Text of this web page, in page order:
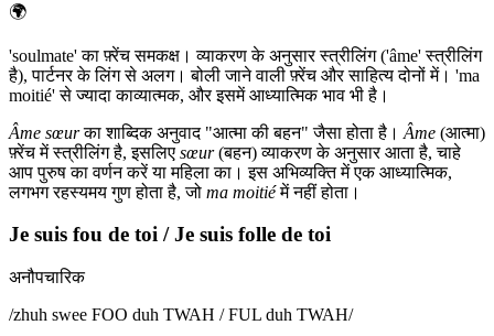
🌍
'soulmate' का फ़्रेंच समकक्ष। व्याकरण के अनुसार स्त्रीलिंग ('âme' स्त्रीलिंग
है), पार्टनर के लिंग से अलग। बोली जाने वाली फ़्रेंच और साहित्य दोनों में। 'ma
moitié' से ज्यादा काव्यात्मक, और इसमें आध्यात्मिक भाव भी है।
Âme sœurका शाब्दिक अनुवाद "आत्मा की बहन" जैसा होता है। Âme (आत्मा)
फ़्रेंच में स्त्रीलिंग है, इसलिए sœur(बहन) व्याकरण के अनुसार आता है, चाहे
आप पुरुष का वर्णन करें या महिला का। इस अभिव्यक्ति में एक आध्यात्मिक,
लगभग रहस्यमय गुण होता है, जो ma moitiéमें नहीं होता।
Je suis fou de toi / Je suis folle de toi
अनौपचारिक
/zhuh swee FOO duh TWAH / FUL duh TWAH/